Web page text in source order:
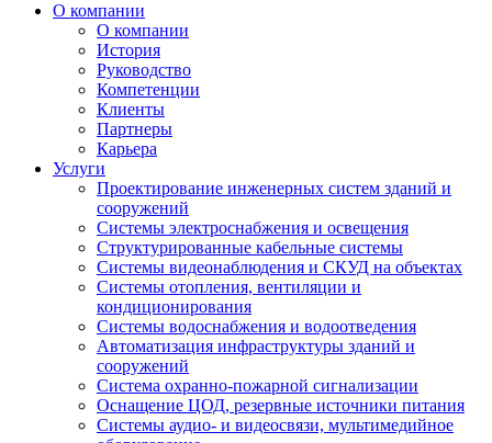
О компании
О компании
История
Руководство
Компетенции
Клиенты
Партнеры
Карьера
Услуги
Проектирование инженерных систем зданий и
сооружений
Системы электроснабжения и освещения
Структурированные кабельные системы
Системы видеонаблюдения и СКУД на объектах
Системы отопления, вентиляции и
кондиционирования
Системы водоснабжения и водоотведения
Автоматизация инфраструктуры зданий и
сооружений
Система охранно-пожарной сигнализации
Оснащение ЦОД, резервные источники питания
Системы аудио- и видеосвязи, мультимедийное